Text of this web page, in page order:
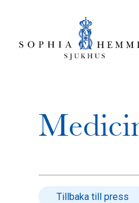
Tillbaka till press